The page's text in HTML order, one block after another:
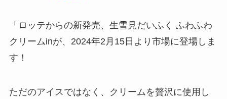
からし菜は売ってない？業務スー
「ロッテからの新発売、生雪見だいふく ふわふわ
クリームinが、2024年2月15日より市場に登場しま
す！
ただのアイスではなく、クリームを贅沢に使用し